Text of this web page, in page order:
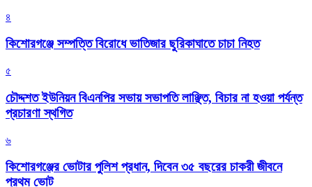
৪
কিশোরগঞ্জে সম্পত্তি বিরোধে ভাতিজার ছুরিকাঘাতে চাচা নিহত
৫
চৌদ্দশত ইউনিয়ন বিএনপির সভায় সভাপতি লাঞ্ছিত, বিচার না হওয়া পর্যন্ত
প্রচারণা স্থগিত
৬
কিশোরগঞ্জের ভোটার পুলিশ প্রধান, দিবেন ৩৫ বছরের চাকরী জীবনে
প্রথম ভোট